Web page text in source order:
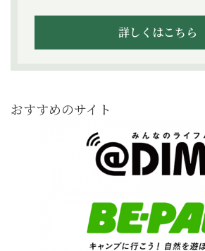
詳しくはこちら
おすすめのサイト